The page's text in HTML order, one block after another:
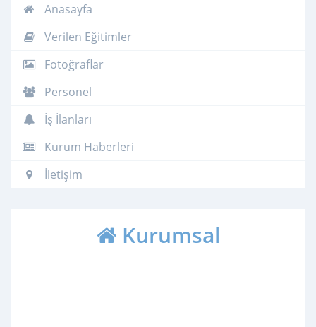
Anasayfa
Verilen Eğitimler
Fotoğraflar
Personel
İş İlanları
Kurum Haberleri
İletişim
Kurumsal